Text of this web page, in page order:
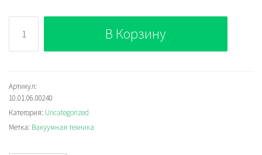
FSGA
60
VU1-
72
G1/4-
IG
В Корзину
Артикул:
10.01.06.00240
Категория: Uncategorized
Метка: Вакуумная техника